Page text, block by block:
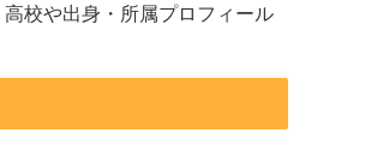
校や出身・所属プロフィール